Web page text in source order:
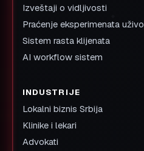
Izveštaji o vidljivosti
Praćenje eksperimenata uživo
Sistem rasta klijenata
AI workflow sistem
INDUSTRIJE
Lokalni biznis Srbija
Klinike i lekari
Advokati